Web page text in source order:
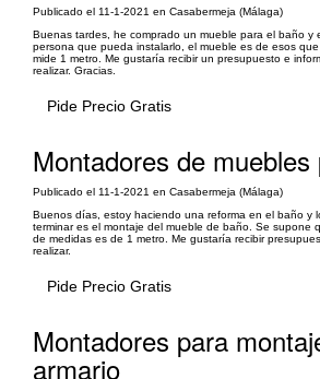
Publicado el 11-1-2021 en Casabermeja (Málaga)
Buenas tardes, he comprado un mueble para el baño y
persona que pueda instalarlo, el mueble es de esos
mide 1 metro. Me gustaría recibir un presupuesto e
realizar. Gracias.
Pide Precio Gratis
Montadores de muebles
Publicado el 11-1-2021 en Casabermeja (Málaga)
Buenos días, estoy haciendo una reforma en el baño y
terminar es el montaje del mueble de baño. Se supone
de medidas es de 1 metro. Me gustaría recibir
realizar.
Pide Precio Gratis
Montadores para
armario